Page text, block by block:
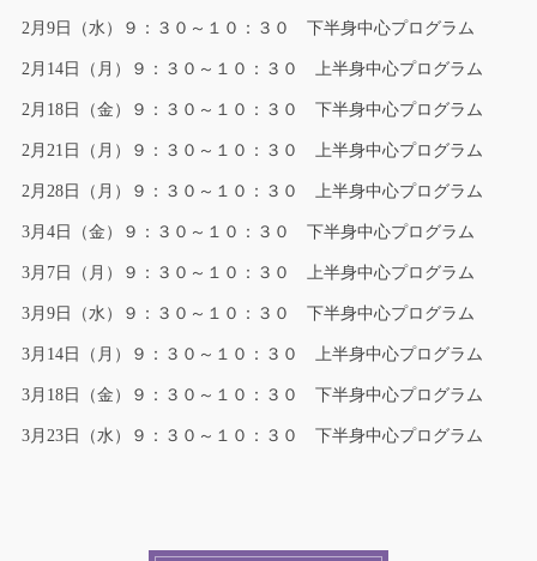
2月9日（水）９：３０～１０：３０ 下半身中心プログラム
2月14日（月）９：３０～１０：３０ 上半身中心プログラム
2月18日（金）９：３０～１０：３０ 下半身中心プログラム
2月21日（月）９：３０～１０：３０ 上半身中心プログラム
2月28日（月）９：３０～１０：３０ 上半身中心プログラム
3月4日（金）９：３０～１０：３０ 下半身中心プログラム
3月7日（月）９：３０～１０：３０ 上半身中心プログラム
3月9日（水）９：３０～１０：３０ 下半身中心プログラム
3月14日（月）９：３０～１０：３０ 上半身中心プログラム
3月18日（金）９：３０～１０：３０ 下半身中心プログラム
3月23日（水）９：３０～１０：３０ 下半身中心プログラム